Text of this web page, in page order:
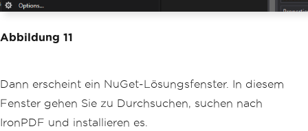
Abbildung 11
Dann erscheint ein NuGet-Lösungsfenster. In diesem
Fenster gehen Sie zu Durchsuchen, suchen nach
IronPDF und installieren es.